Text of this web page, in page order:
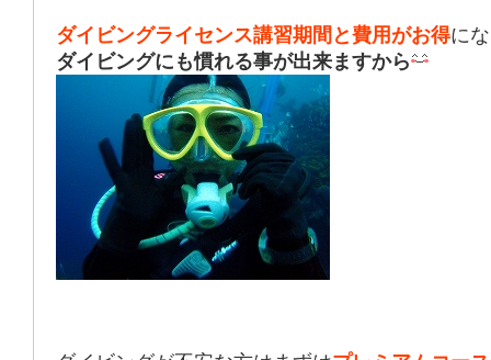
ダイビングライセンス講習期間と費用がお得に
ダイビングにも慣れる事が出来ますから